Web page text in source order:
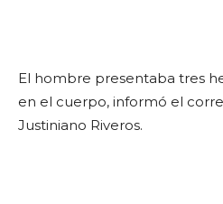
El hombre presentaba tres
en el cuerpo, informó el
Justiniano Riveros.